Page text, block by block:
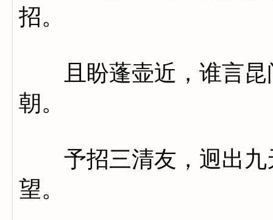
招。
且盼蓬壶近，谁言昆
朝。
予招三清友，迥出九
望。